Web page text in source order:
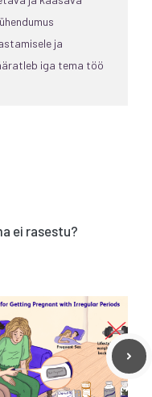
ja
iga tema töö
ei rasestu?